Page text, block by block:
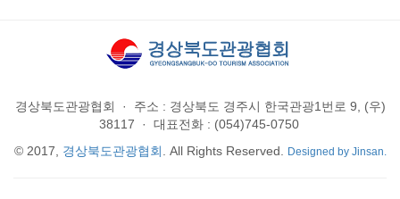
경상북도관광협회 ·
주소 : 경상북도 경주시 한국관광1번로 9, (우)
38117
·
대표전화 : (054)745-0750
© 2017, 경상북도관광협회 . All Rights Reserved. Designed by Jinsan.